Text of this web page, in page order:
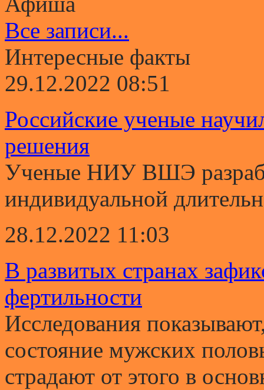
Все записи...
Интересные факты
29.12.2022 08:51
Российские ученые
решения
Ученые НИУ ВШЭ
индивидуальной
28.12.2022 11:03
В развитых странах
фертильности
Исследования
состояние мужских
страдают от этого в